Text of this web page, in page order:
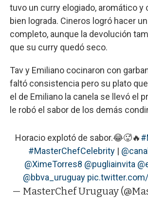
tuvo un curry elogiado, aromático y
bien lograda. Cineros logró hacer
completo, aunque la devolución
que su curry quedó seco.
Tav y Emiliano cocinaron con
faltó consistencia pero su plato
el de Emiliano la canela se llevó el
le robó el sabor de los demás
Horacio explotó de sabor.😂🥵🔥
#MasterChefCelebrity|
@XimeTorres8 @pugliainvita
@bbva_uruguay
— MasterChef Uruguay